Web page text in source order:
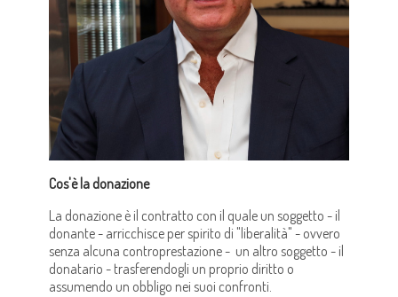
Cos'è la donazione
La donazione è il contratto con il quale un soggetto - il
donante - arricchisce per spirito di "liberalità" - ovvero
senza alcuna controprestazione - un altro soggetto - il
donatario - trasferendogli un proprio diritto o
assumendo un obbligo nei suoi confronti.